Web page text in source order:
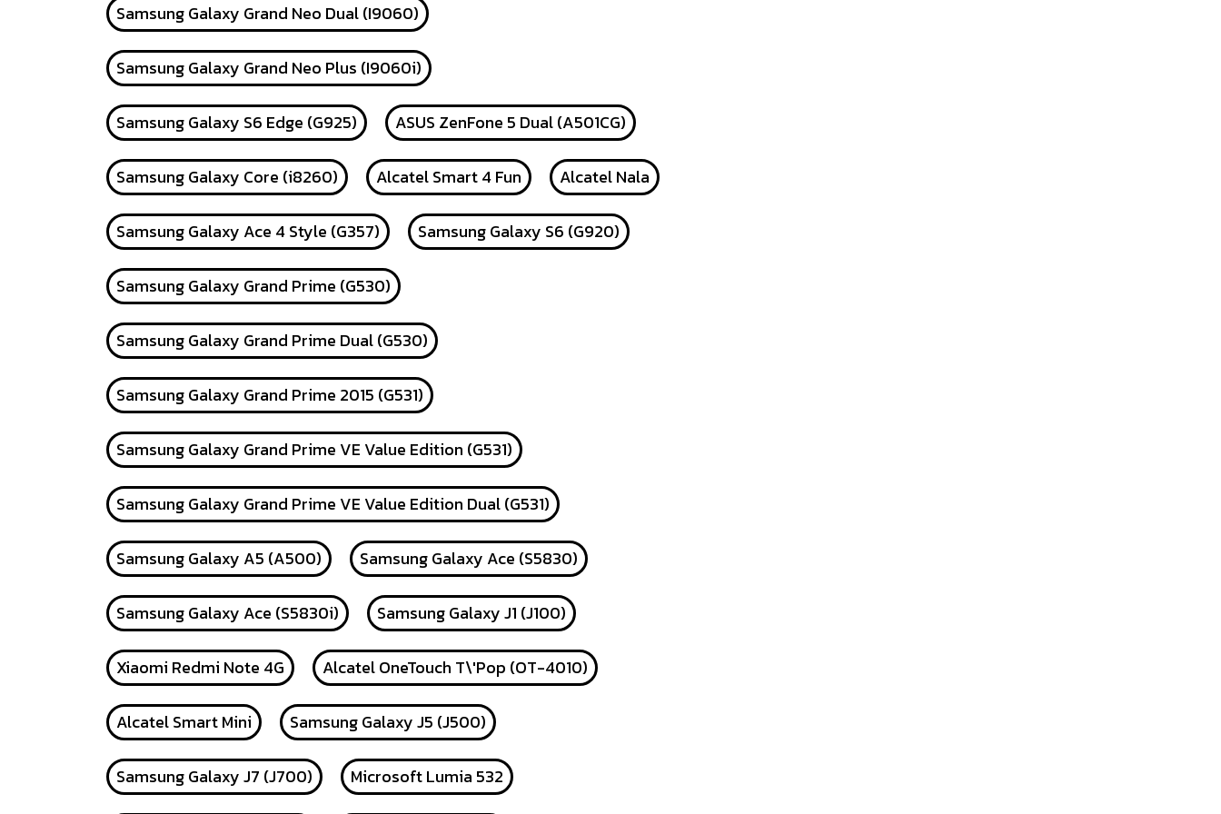
Samsung Galaxy Grand Neo Dual (I9060)
Samsung Galaxy Grand Neo Plus (I9060i)
Samsung Galaxy S6 Edge (G925) ASUS ZenFone 5 Dual (A501CG)
Samsung Galaxy Core (i8260) Alcatel Smart 4 Fun Alcatel Nala
Samsung Galaxy Ace 4 Style (G357) Samsung Galaxy S6 (G920)
Samsung Galaxy Grand Prime (G530)
Samsung Galaxy Grand Prime Dual (G530)
Samsung Galaxy Grand Prime 2015 (G531)
Samsung Galaxy Grand Prime VE Value Edition (G531)
Samsung Galaxy Grand Prime VE Value Edition Dual (G531)
Samsung Galaxy A5 (A500) Samsung Galaxy Ace (S5830)
Samsung Galaxy Ace (S5830i) Samsung Galaxy J1 (J100)
Xiaomi Redmi Note 4G Alcatel OneTouch T\'Pop (OT-4010)
Alcatel Smart Mini Samsung Galaxy J5 (J500)
Samsung Galaxy J7 (J700) Microsoft Lumia 532